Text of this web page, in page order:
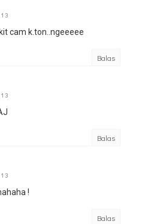
cam k.ton..ngeeeee
Balas
Balas
!
Balas